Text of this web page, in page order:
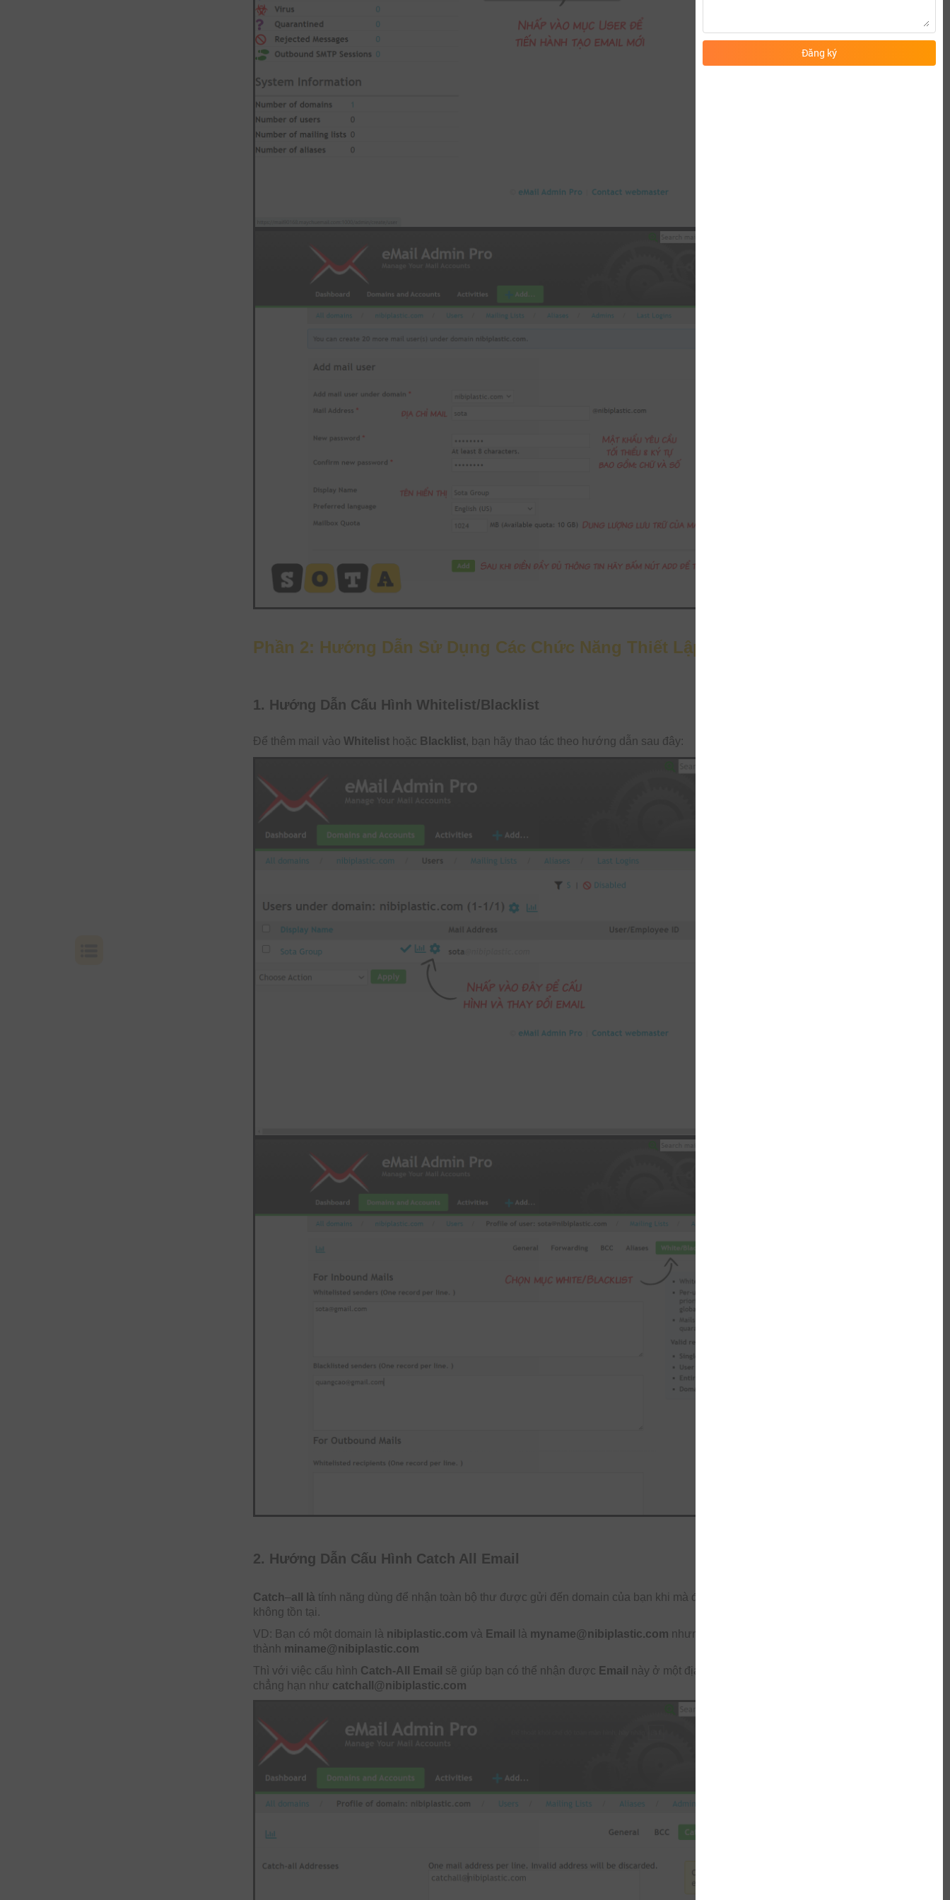
Phần 2: Hướng Dẫn Sử Dụng Các Chức Năng Thiết Lập Cơ Bản
1. Hướng Dẫn Cấu Hình Whitelist/Blacklist
Để thêm mail vào Whitelisthoặc Blacklist, bạn hãy thao tác theo hướng dẫn sau đây:
2. Hướng Dẫn Cấu Hình Catch All Email
Catch–all là tính năng dùng để nhận toàn bộ thư được gửi đến domain của bạn khi mà địa chỉ người nhận không chính xác hoặc
không tồn tại.
VD: Bạn có một domain là nibiplastic.com và Email là myname@nibiplastic.com nhưng người gửi
thành miname@nibiplastic.com
Thì với việc cấu hình Catch-All Email sẽ giúp bạn có thể nhận được Email này ở một địa chỉ
chẳng hạn như catchall@nibiplastic.com
Đăng ký